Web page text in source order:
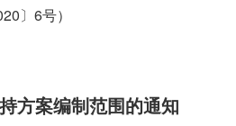
〕6号）
方案编制范围的通知